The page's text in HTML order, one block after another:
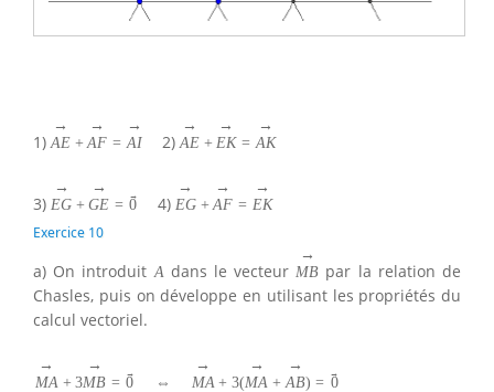
1)
→
AE +
→
AF =
→
AI 2)
→
AE +
→
EK =
→
AK
3)
→
EG +
→
GE =
→
0 4)
→
EG +
→
AF =
→
EK
Exercice 10
a) On introduit A dans le vecteur
→
MB par la relation de
Chasles, puis on développe en utilisant les propriétés du
calcul vectoriel.
→
MA + 3
→
MB =
→
0 ⇔
→
MA + 3(
→
MA +
→
AB) =
→
0